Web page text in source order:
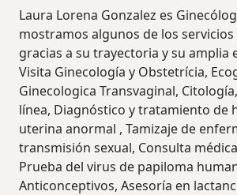
Laura Lorena Gonzalez es
mostramos algunos de los
gracias a su trayectoria y su amplia
Visita Ginecología y Obstetrícia,
Ginecologica Transvaginal,
línea, Diagnóstico y tratamiento de
uterina anormal , Tamizaje de
transmisión sexual, Consulta
Prueba del virus de papiloma
Anticonceptivos, Asesoría en